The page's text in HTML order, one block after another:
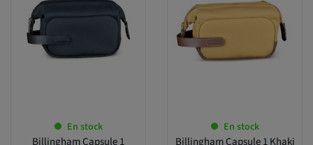
En stock
Billingham Capsule 1
En stock
Billingham Capsule 1 Khaki